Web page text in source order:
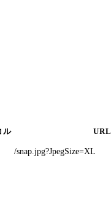
ル URL
/snap.jpg?JpegSize=XL